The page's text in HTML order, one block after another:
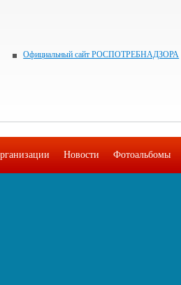
Официальный сайт РОСПОТРЕБНАДЗОРА
Новости Фотоальбомы